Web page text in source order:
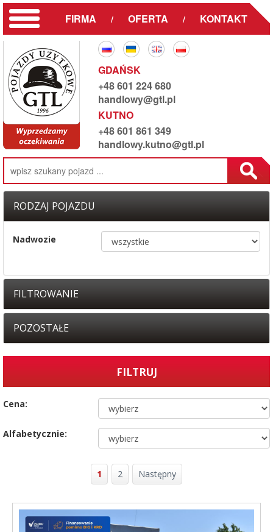
FIRMA / OFERTA / KONTAKT
GDAŃSK
+48 601 224 680
handlowy@gtl.pl
KUTNO
+48 601 861 349
handlowy.kutno@gtl.pl
RODZAJ POJAZDU
Nadwozie
FILTROWANIE
POZOSTAŁE
Cena:
Alfabetycznie:
1 2 Następny